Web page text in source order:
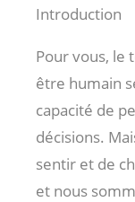
Introduction
Pour vous, le
être humain
capacité de
décisions.
sentir et de
et nous